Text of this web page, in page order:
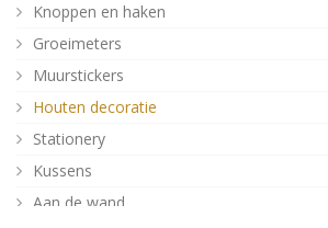
Knoppen en haken
Groeimeters
Muurstickers
Houten decoratie
Stationery
Kussens
Aan de wand